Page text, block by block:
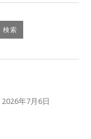
2026年7月6日